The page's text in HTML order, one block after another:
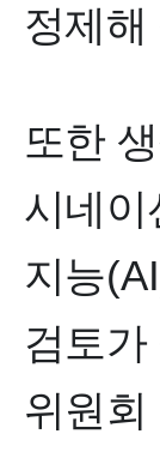
정제해
또한
시네이
지능
검토
위원